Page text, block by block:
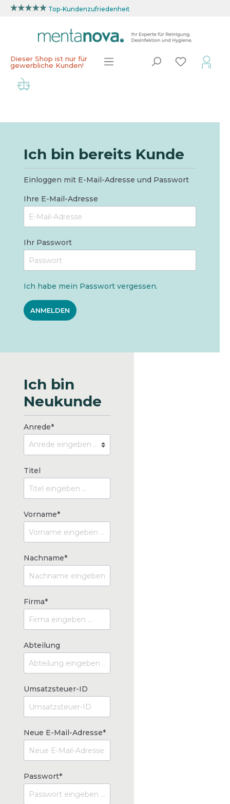
Top-Kundenzufriedenheit
Dieser Shop ist nur für
gewerbliche Kunden!
Ich bin bereits Kunde
Einloggen mit E-Mail-Adresse und Passwort
Ihre E-Mail-Adresse
Ihr Passwort
Ich habe mein Passwort vergessen.
ANMELDEN
Ich bin
Neukunde
Anrede*
Titel
Vorname*
Nachname*
Firma*
Abteilung
Umsatzsteuer-ID
Neue E-Mail-Adresse*
Passwort*